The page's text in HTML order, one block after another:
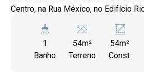
Centro, na Rua México, no Edifício
de metrô Cinelândia e Carioca, além
VLT e com farta condução para todas
regiões da cidade. A apenas 5 minutos
1
Banho
54m²
Terreno
54m²
Const.